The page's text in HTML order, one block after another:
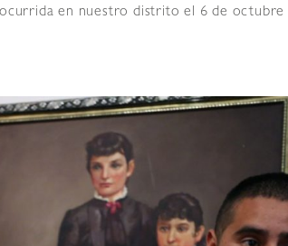
en nuestro distrito el 6 de octubre